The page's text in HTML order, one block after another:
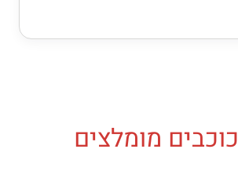
מלונות 3 כוכבים מומלצים